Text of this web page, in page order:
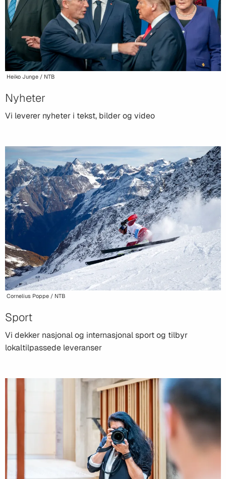
Heiko Junge / NTB
Nyheter
Vi leverer nyheter i tekst, bilder og video
Cornelius Poppe / NTB
Sport
Vi dekker nasjonal og internasjonal sport og tilbyr
lokaltilpassede leveranser